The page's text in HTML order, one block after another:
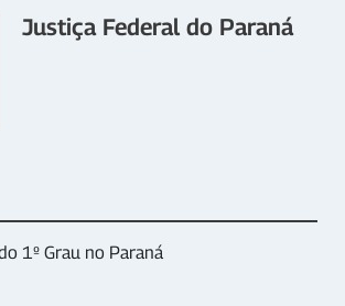
Justiça Federal do Paraná
1º Grau no Paraná